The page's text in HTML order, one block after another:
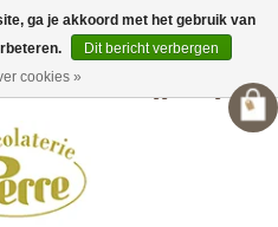
gratis
Registreren
ga je akkoord met het gebruik van
Dit bericht verbergen
cookies »